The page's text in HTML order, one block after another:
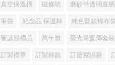
真空保溫樽 磁條咭 磨砂半透明直
筆袋 紀念品 保溫杯 純色豎款棉布
聖誕節禮品 萬年曆 螢光筆宣傳套裝
訂製襟章 訂製錦旗 訂造索繩袋